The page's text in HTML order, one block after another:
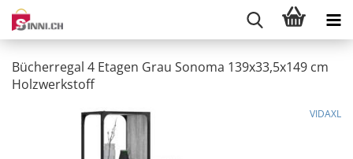
Bücherregal 4 Etagen Grau Sonoma 139x33,5x149 cm
Holzwerkstoff
VIDAXL